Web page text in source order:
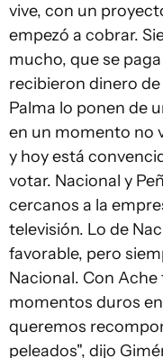
vive, con un
empezó a cobrar.
mucho, que se
recibieron dinero
Palma lo ponen de
en un momento no
y hoy está
votar. Nacional y
cercanos a la
televisión. Lo de
favorable, pero
Nacional. Con
momentos duros
queremos
peleados", dijo